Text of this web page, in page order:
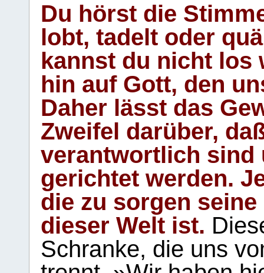
Du hörst die
lobt, tadelt oder
kannst du nicht los
hin auf Gott, den
Daher lässt das
Zweifel darüber,
verantwortlich sind
gerichtet werden.
die zu sorgen
dieser Welt ist.
Schranke, die uns